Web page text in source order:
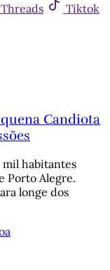
Threads
Tiktok
Candiota
habitantes
Porto Alegre.
longe dos